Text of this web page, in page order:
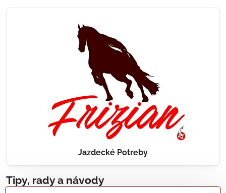
Jazdecké Potreby
Tipy, rady a návody